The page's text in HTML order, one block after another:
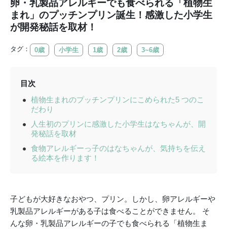
卵・乳製品アレルギーでも食べられる「植物生
まれ」のプッチンプリン誕生！感激した小学生
が開発秘話を取材！
タグ： 0歳 小学生 1歳 2歳 3~6歳
目次
植物生まれのプッチンプリンにこめられた5 つのこ
だわり
人生初のプリンに感激した小学生はなちゃんが、開
発秘話を取材
食物アレルギーっ子のはなちゃんが、気持ちを伝え
る絵本を作ります！
子どもが大好きなおやつ、プリン。しかし、卵アレルギーや
乳製品アレルギーがある子は食べることができません。 そ
んな卵・乳製品アレルギーの子でも食べられる「植物生ま